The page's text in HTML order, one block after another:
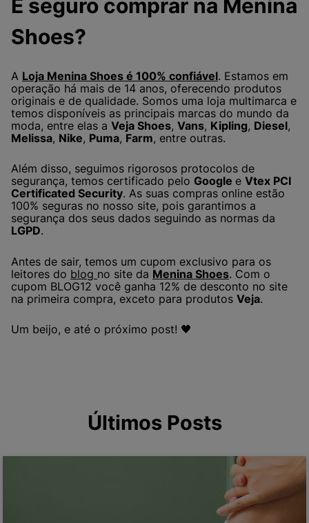
É seguro comprar na Menina
Shoes?
A Loja Menina Shoes é 100% confiável. Estamos em
operação há mais de 14 anos, oferecendo produtos
originais e de qualidade. Somos uma loja multimarca e
temos disponíveis as principais marcas do mundo da
moda, entre elas a Veja Shoes, Vans, Kipling, Diesel,
Melissa, Nike, Puma, Farm, entre outras.
Além disso, seguimos rigorosos protocolos de
segurança, temos certificado pelo Google e Vtex PCI
Certificated Security. As suas compras online estão
100% seguras no nosso site, pois garantimos a
segurança dos seus dados seguindo as normas da
LGPD.
Antes de sair, temos um cupom exclusivo para os
leitores do blog no site da Menina Shoes. Com o
cupom BLOG12 você ganha 12% de desconto no site
na primeira compra, exceto para produtos Veja.
Um beijo, e até o próximo post! 🖤
Últimos Posts